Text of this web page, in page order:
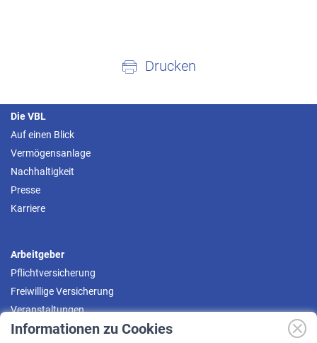
Informationen zu Cookies
Drucken
Die VBL
Auf einen Blick
Vermögensanlage
Nachhaltigkeit
Presse
Karriere
Arbeitgeber
Pflichtversicherung
Freiwillige Versicherung
Veranstaltungen